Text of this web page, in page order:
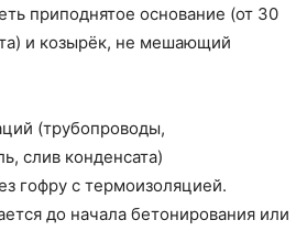
приподнятое основание (от 30
и козырёк, не мешающий
(трубопроводы,
слив конденсата)
гофру с термоизоляцией.
до начала бетонирования или